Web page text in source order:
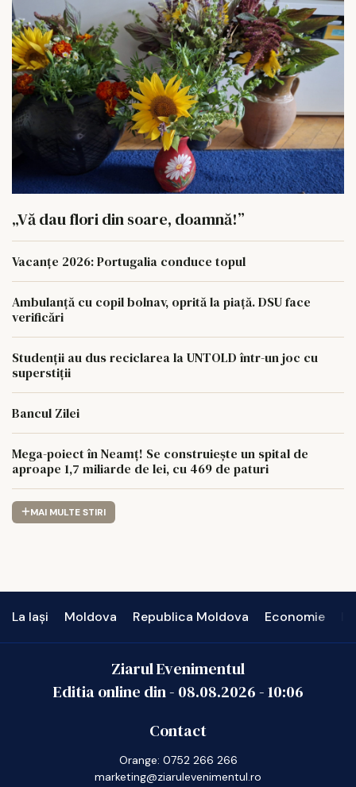
„Vă dau flori din soare, doamnă!”
Vacanțe 2026: Portugalia conduce topul
Ambulanță cu copil bolnav, oprită la piață. DSU face
verificări
Studenții au dus reciclarea la UNTOLD într-un joc cu
superstiții
Bancul Zilei
Mega-poiect în Neamț! Se construiește un spital de
aproape 1,7 miliarde de lei, cu 469 de paturi
MAI MULTE STIRI
La Iași Moldova Republica Moldova Economie
Ziarul Evenimentul
Editia online din - 08.08.2026-10:06
Contact
Orange: 0752 266 266
marketing@ziarulevenimentul.ro